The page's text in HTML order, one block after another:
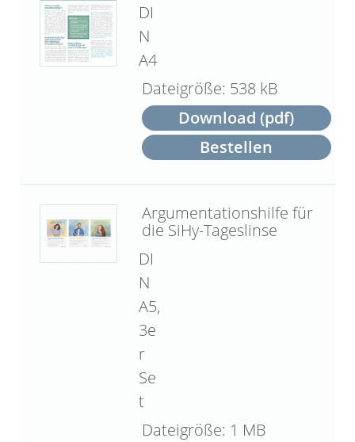
DI
N
A4
538 kB
Download (pdf)
Bestellen
Argumentationshilfe für
die SiHy-Tageslinse
DI
N
A5,
3e
r
Se
t
1 MB